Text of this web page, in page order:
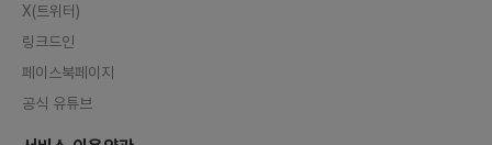
X(트위터)
링크드인
페이스북페이지
공식 유튜브